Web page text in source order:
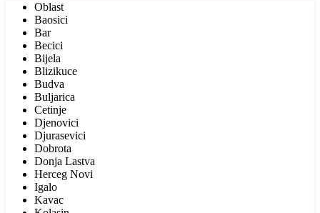
Oblast
Baosici
Bar
Becici
Bijela
Blizikuce
Budva
Buljarica
Cetinje
Djenovici
Djurasevici
Dobrota
Donja Lastva
Herceg Novi
Igalo
Kavac